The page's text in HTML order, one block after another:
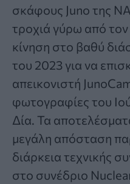
σκάφους Juno της
τροχιά γύρω από τον
κίνηση στο βαθύ
του 2023 για να
απεικονιστή
φωτογραφίες του
Δία. Τα
μεγάλη απόσταση
διάρκεια τεχνικής
στο συνέδριο